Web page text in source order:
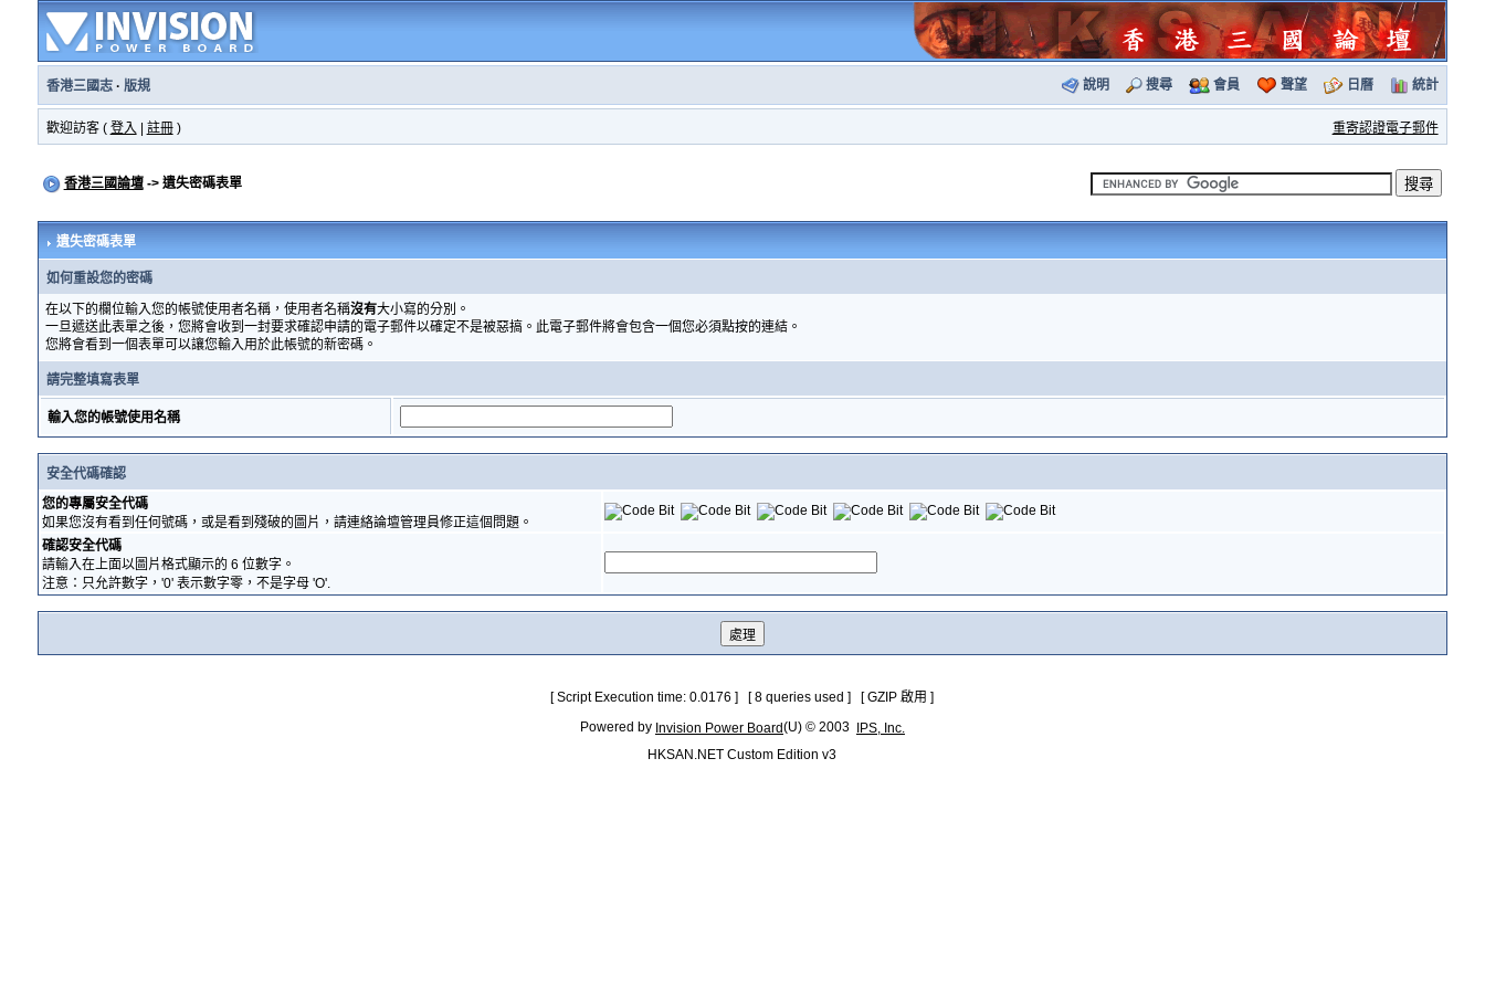
香港三國志· 版規 說明 搜尋 會員 聲望 日曆 統計
歡迎訪客 ( 登入 註冊) 重寄認證電子郵件
香港三國論壇-> 遺失密碼表單
遺失密碼表單
如何重設您的密碼
在以下的欄位輸入您的帳號使用者名稱，使用者名稱沒有大小寫的分別。
一旦遞送此表單之後，您將會收到一封要求確認申請的電子郵件以確定不是被惡搞。此電子郵件將會包含一個您必須點按的連結。
您將會看到一個表單可以讓您輸入用於此帳號的新密碼。
請完整填寫表單
輸入您的帳號使用名稱
安全代碼確認
您的專屬安全代碼
如果您沒有看到任何號碼，或是看到殘破的圖片，請連絡論壇管理員修正這個問題。
確認安全代碼
請輸入在上面以圖片格式顯示的 6 位數字。
注意：只允許數字，'0' 表示數字零，不是字母 'O'.
[ Script Execution time: 0.0176 ] [ 8 queries used ] [ GZIP 啟用 ]
Powered by Invision Power Board(U) © 2003
IPS, Inc.
HKSAN.NET Custom Edition v3